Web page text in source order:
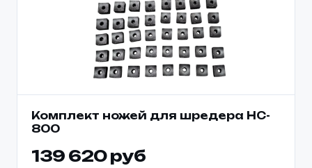
Комплект ножей для шредера HC-
800
139 620 руб